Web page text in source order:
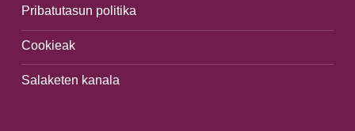
Pribatutasun politika
Cookieak
Salaketen kanala